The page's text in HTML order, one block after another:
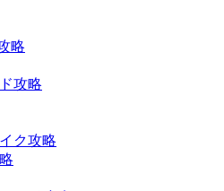
略
攻略
ク攻略